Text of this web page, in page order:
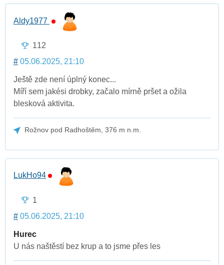
Aldy1977
112
# 05.06.2025, 21:10
Ještě zde není úplný konec...
Míří sem jakési drobky, začalo mírně pršet a ožila
blesková aktivita.
Rožnov pod Radhoštěm, 376 m n.m.
LukHo94
1
# 05.06.2025, 21:10
Hurec
U nás naštěstí bez krup a to jsme přes les